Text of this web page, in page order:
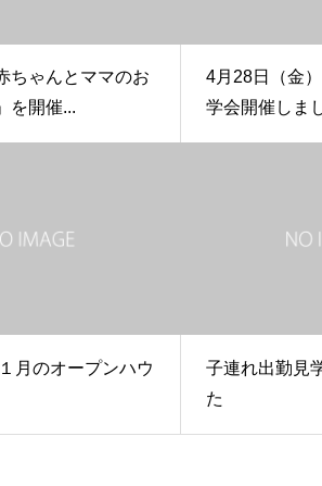
ちゃんとママのお
を開催...
4月28日（金
学会開催しま
月のオープンハウ
子連れ出勤見
た